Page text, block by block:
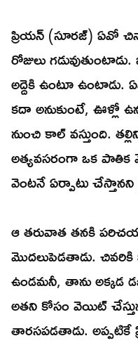
ప్రియన్ (సూరజ్) ఏవో
రోజులు
అద్దెకి ఉంటూ
కదా అనుకుంటే, ఊళ్లో
నుంచి కాల్ వస్తుంది.
అత్యవసరంగా ఒక పాతిక
వెంటనే ఏర్పాటు
ఆ తరువాత తనకి
మొదలుపెడతాడు. చివరికి
ఉండమనీ, తాను అక్కడ
అతని కోసం వెయిట్
తారసపడతాడు.